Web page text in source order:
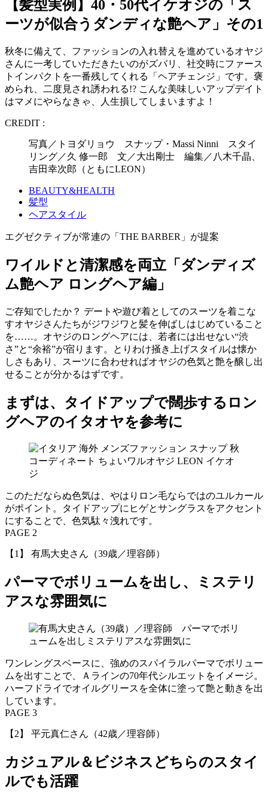
【髪型実例】40・50代イケオジの「ス
ーツが似合うダンディな艶ヘア」その1
秋冬に備えて、ファッションの入れ替えを進めているオヤジ
さんに一考していただきたいのがズバリ、社交時にファース
トインパクトを一番残してくれる「ヘアチェンジ」です。褒
められ、二度見され誘われる!? こんな美味しいアップデイト
はマメにやらなきゃ、人生損してしまいますよ！
CREDIT :
写真／トヨダリョウ スナップ・Massi Ninni スタイ
リング／久 修一郎 文／大出剛士 編集／八木千晶、
吉田幸次郎（ともにLEON）
BEAUTY&HEALTH
髪型
ヘアスタイル
エグゼクティブが常連の「THE BARBER」が提案
ワイルドと清潔感を両立「ダンディズ
ム艶ヘア ロングヘア編」
ご存知でしたか？ デートや遊び着としてのスーツを着こな
すオヤジさんたちがジワジワと髪を伸ばしはじめていること
を……。オヤジのロングヘアには、若者には出せない“渋
さ”と“余裕”が宿ります。とりわけ掻き上げスタイルは懐か
しさもあり、スーツに合わせればオヤジの色気と艶を醸し出
せることが分かるはずです。
まずは、タイドアップで闊歩するロン
グヘアのイタオヤを参考に
このただならぬ色気は、やはりロン毛ならではのユルカール
がポイント。タイドアップにヒゲとサングラスをアクセント
にすることで、色気駄々洩れです。
PAGE 2
【1】 有馬大史さん（39歳／理容師）
パーマでボリュームを出し、ミステリ
アスな雰囲気に
ワンレングスベースに、強めのスパイラルパーマでボリュー
ムを出すことで、Ａラインの70年代シルエットをイメージ。
ハーフドライでオイルグリースを全体に塗って艶と動きを出
しています。
PAGE 3
【2】 平元真仁さん（42歳／理容師）
カジュアル＆ビジネスどちらのスタイ
ルでも活躍